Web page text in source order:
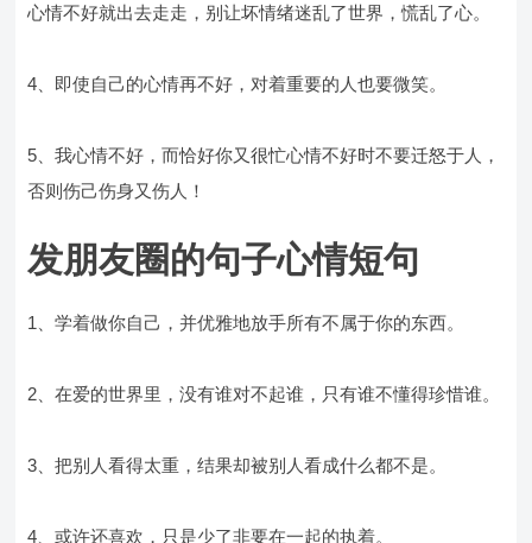
心情不好就出去走走，别让坏情绪迷乱了世界，慌乱了心。
4、即使自己的心情再不好，对着重要的人也要微笑。
5、我心情不好，而恰好你又很忙心情不好时不要迁怒于人，
否则伤己伤身又伤人！
发朋友圈的句子心情短句
1、学着做你自己，并优雅地放手所有不属于你的东西。
2、在爱的世界里，没有谁对不起谁，只有谁不懂得珍惜谁。
3、把别人看得太重，结果却被别人看成什么都不是。
4、或许还喜欢，只是少了非要在一起的执着。